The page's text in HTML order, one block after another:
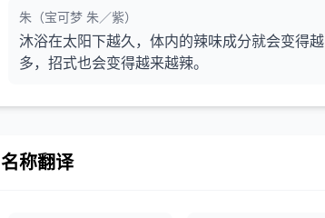
朱（宝可梦 朱／紫）
沐浴在太阳下越久，体内的辣味成分就会变得越
多，招式也会变得越来越辣。
名称翻译